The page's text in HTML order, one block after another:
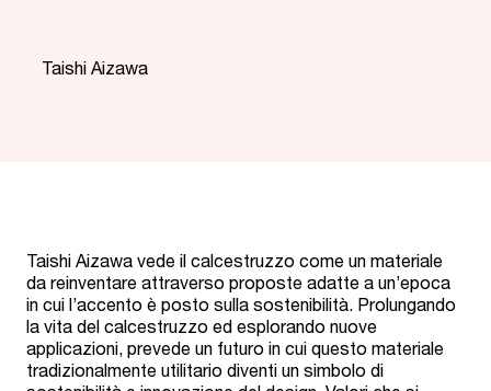
Taishi Aizawa
Taishi Aizawa vede il calcestruzzo come un materiale
da reinventare attraverso proposte adatte a un’epoca
in cui l’accento è posto sulla sostenibilità. Prolungando
la vita del calcestruzzo ed esplorando nuove
applicazioni, prevede un futuro in cui questo materiale
tradizionalmente utilitario diventi un simbolo di